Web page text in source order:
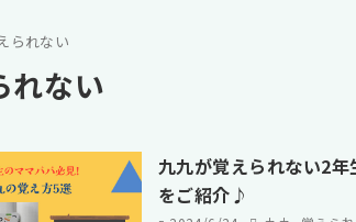
られない
れない
九九が覚えられない2
をご紹介♪